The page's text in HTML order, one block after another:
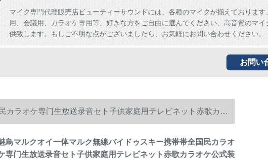
マイク専門代理販売店ビューティーサウンドには、各種のマイクが揃えております
用、会議用、カラオケ専用等、好きな方をご自由に選んでください、高音質のマイ
供致します。もしご不明な点がございましたら、お気軽にお問い合わせください。
お問い
ラオケ専门生放送录音セト子供家庭用テレビネット赤歌カラ
鳥マルクオイ一体マルク無線バイドゥスキー携帯帯全国民カラオ
専门生放送录音セト子供家庭用テレビネット赤歌カラオケ公式装